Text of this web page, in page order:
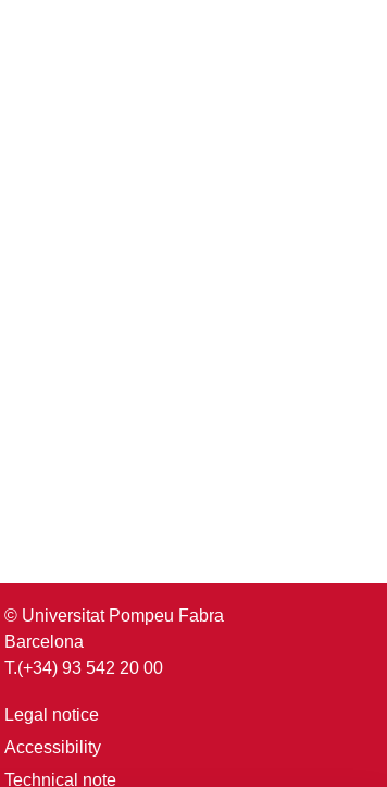
© Universitat Pompeu Fabra
Barcelona
T.(+34) 93 542 20 00
Legal notice
Accessibility
Technical note